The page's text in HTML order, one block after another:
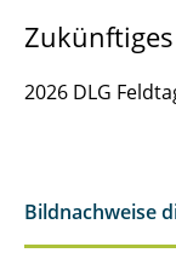
2026 DLG
Bildnachweise